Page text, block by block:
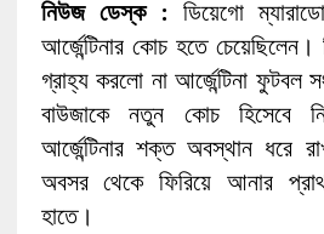
নিউজ ডেস্ক : ডিয়েগো
আর্জেন্টিনার কোচ হতে
গ্রাহ্য করলো না আর্জেন্টিনা ফুটবল
বাউজাকে নতুন কোচ হিসেবে
আর্জেন্টিনার শক্ত অবস্থান ধরে
অবসর থেকে ফিরিয়ে আনার
হাতে।